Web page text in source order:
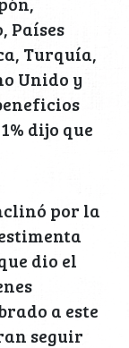
Países
Turquía,
Unido y
dijo que
por la
dio el
a este
seguir